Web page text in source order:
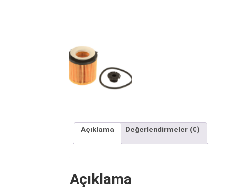
Açıklama Değerlendirmeler (0)
Açıklama